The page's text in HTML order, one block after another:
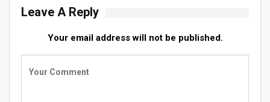
Leave A Reply
Your email address will not be published.